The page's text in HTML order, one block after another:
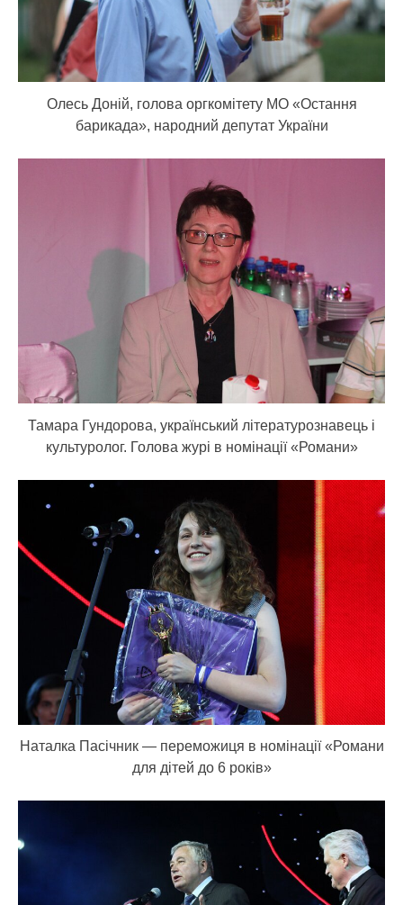
Олесь Доній, голова оргкомітету МО «Остання
барикада», народний депутат України
Тамара Гундорова, український літературознавець і
культуролог. Голова журі в номінації «Романи»
Наталка Пасічник — переможиця в номінації «Романи
для дітей до 6 років»